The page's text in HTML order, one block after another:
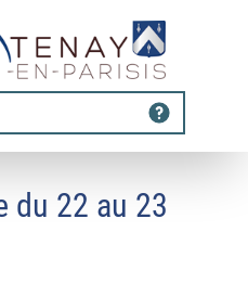
du 22 au 23